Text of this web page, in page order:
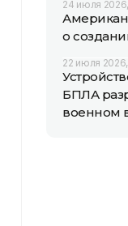
24 июля 2026,
о
22 июля
БПЛА
военном